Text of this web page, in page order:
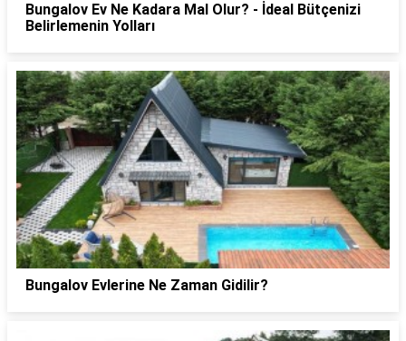
Bungalov Ev Ne Kadara Mal Olur? - İdeal Bütçenizi
Belirlemenin Yolları
Bungalov Evlerine Ne Zaman Gidilir?